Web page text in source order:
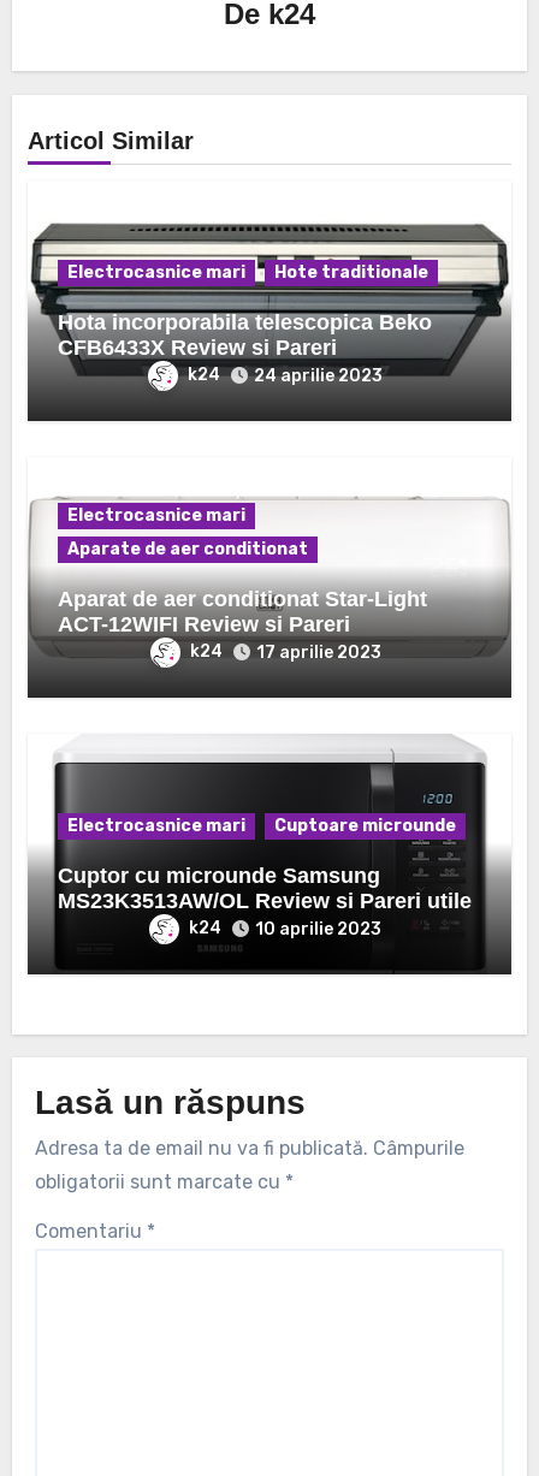
De k24
Articol Similar
Electrocasnice mari Hote traditionale
Hota incorporabila telescopica Beko
CFB6433X Review si Pareri
k24 24 aprilie 2023
Electrocasnice mari
Aparate de aer conditionat
Aparat de aer conditionat Star-Light
ACT-12WIFI Review si Pareri
k24 17 aprilie 2023
Electrocasnice mari Cuptoare microunde
Cuptor cu microunde Samsung
MS23K3513AW/OL Review si Pareri utile
k24 10 aprilie 2023
Lasă un răspuns
Adresa ta de email nu va fi publicată. Câmpurile
obligatorii sunt marcate cu *
Comentariu *